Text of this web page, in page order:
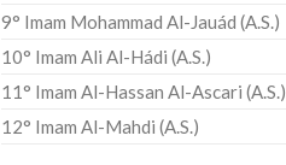
9° Imam Mohammad Al-Jauád (A.S.)
10° Imam Ali Al-Hádi (A.S.)
11° Imam Al-Hassan Al-Ascari (A.S.)
12° Imam Al-Mahdi (A.S.)